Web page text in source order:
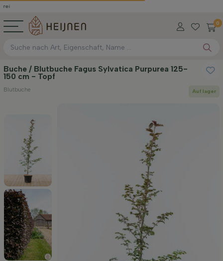
0
Buche / Blutbuche Fagus Sylvatica Purpurea 125-
150 cm - Topf
Blutbuche Auf lager